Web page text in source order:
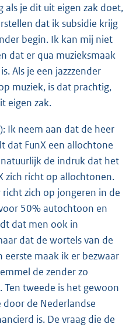
als je dit uit eigen zak doet,
dat ik subsidie krijg
begin. Ik kan mij niet
dat er qua muzieksmaak
Als je een jazzzender
muziek, is dat prachtig,
eigen zak.
Ik neem aan dat de heer
dat FunX een allochtone
de indruk dat het
zich richt op allochtonen.
zich op jongeren in de
50% autochtoon en
dat men ook in
dat de wortels van de
eerste maak ik er bezwaar
de zender zo
tweede is het gewoon
door de Nederlandse
is. De vraag die de